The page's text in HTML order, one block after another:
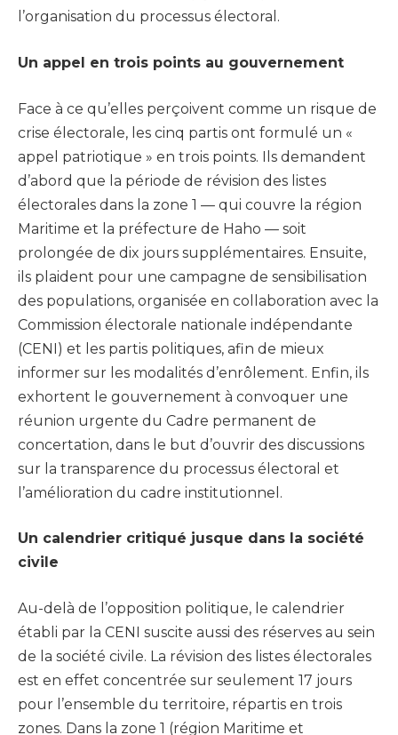
l’organisation du processus électoral.
Un appel en trois points au gouvernement
Face à ce qu’elles perçoivent comme un risque de
crise électorale, les cinq partis ont formulé un «
appel patriotique » en trois points. Ils demandent
d’abord que la période de révision des listes
électorales dans la zone 1 — qui couvre la région
Maritime et la préfecture de Haho — soit
prolongée de dix jours supplémentaires. Ensuite,
ils plaident pour une campagne de sensibilisation
des populations, organisée en collaboration avec la
Commission électorale nationale indépendante
(CENI) et les partis politiques, afin de mieux
informer sur les modalités d’enrôlement. Enfin, ils
exhortent le gouvernement à convoquer une
réunion urgente du Cadre permanent de
concertation, dans le but d’ouvrir des discussions
sur la transparence du processus électoral et
l’amélioration du cadre institutionnel.
Un calendrier critiqué jusque dans la société
civile
Au-delà de l’opposition politique, le calendrier
établi par la CENI suscite aussi des réserves au sein
de la société civile. La révision des listes électorales
est en effet concentrée sur seulement 17 jours
pour l’ensemble du territoire, répartis en trois
zones. Dans la zone 1 (région Maritime et